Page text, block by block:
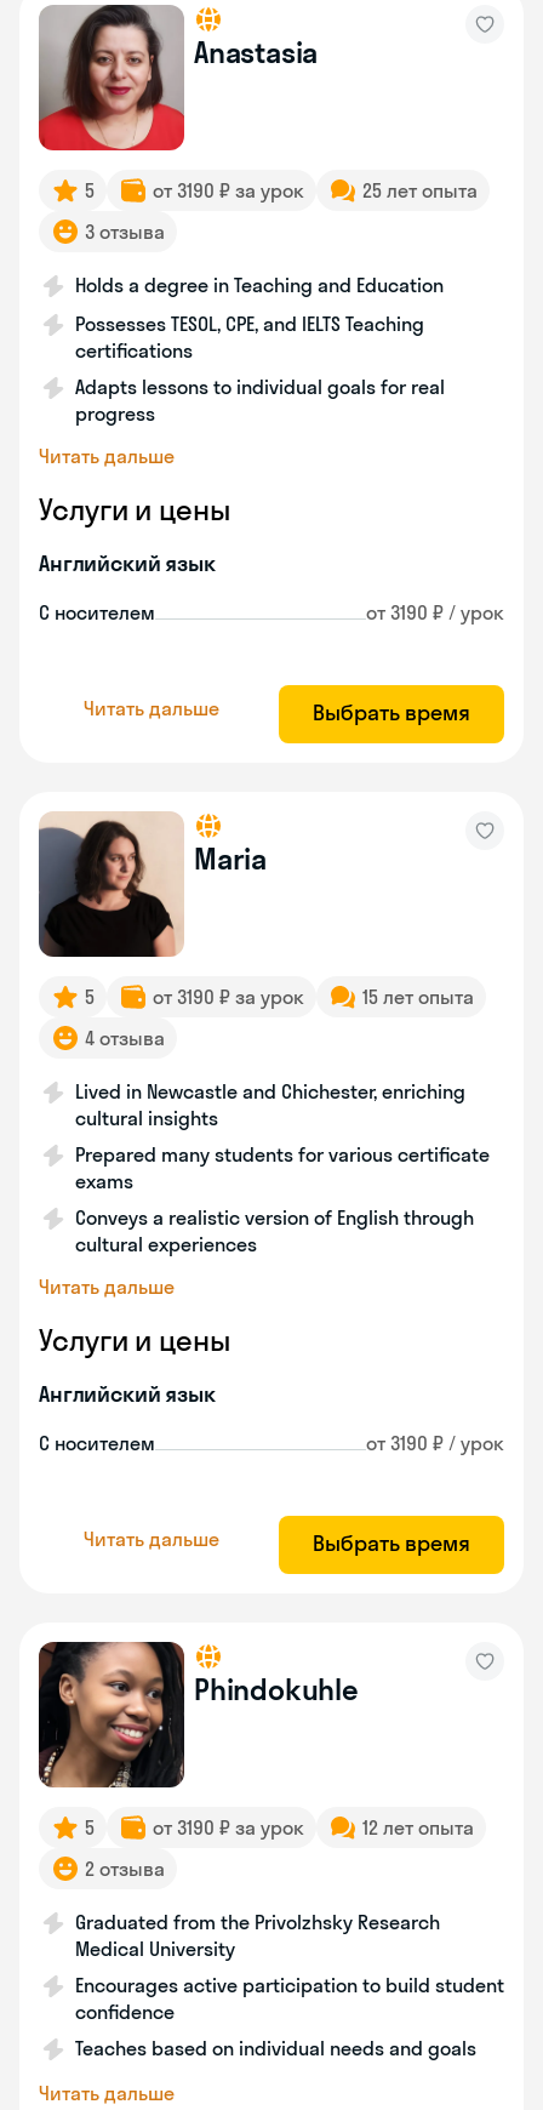
Anastasia
5 от 3190 ₽ за урок
25 лет опыта
3 отзыва
Holds a degree in Teaching and Education
Possesses TESOL, CPE, and IELTS Teaching
certifications
Adapts lessons to individual goals for real
progress
Читать дальше
Услуги и цены
Английский язык
С носителем от 3190 ₽ / урок
Читать дальше Выбрать время
Maria
5 от 3190 ₽ за урок
15 лет опыта
4 отзыва
Lived in Newcastle and Chichester, enriching
cultural insights
Prepared many students for various certificate
exams
Conveys a realistic version of English through
cultural experiences
Читать дальше
Услуги и цены
Английский язык
С носителем от 3190 ₽ / урок
Читать дальше Выбрать время
Phindokuhle
5 от 3190 ₽ за урок
12 лет опыта
2 отзыва
Graduated from the Privolzhsky Research
Medical University
Encourages active participation to build student
confidence
Teaches based on individual needs and goals
Читать дальше